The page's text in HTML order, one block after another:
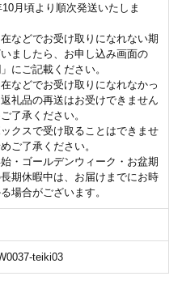
月頃より順次発送いたしま
などでお受け取りになれない期
ましたら、お申し込み画面の
」にご記載ください。
などでお受け取りになれなかっ
礼品の再送はお受けできません
了承ください。
クスで受け取ることはできませ
ご了承ください。
・ゴールデンウィーク・お盆期
期休暇中は、お届けまでにお時
場合がございます。
teiki03